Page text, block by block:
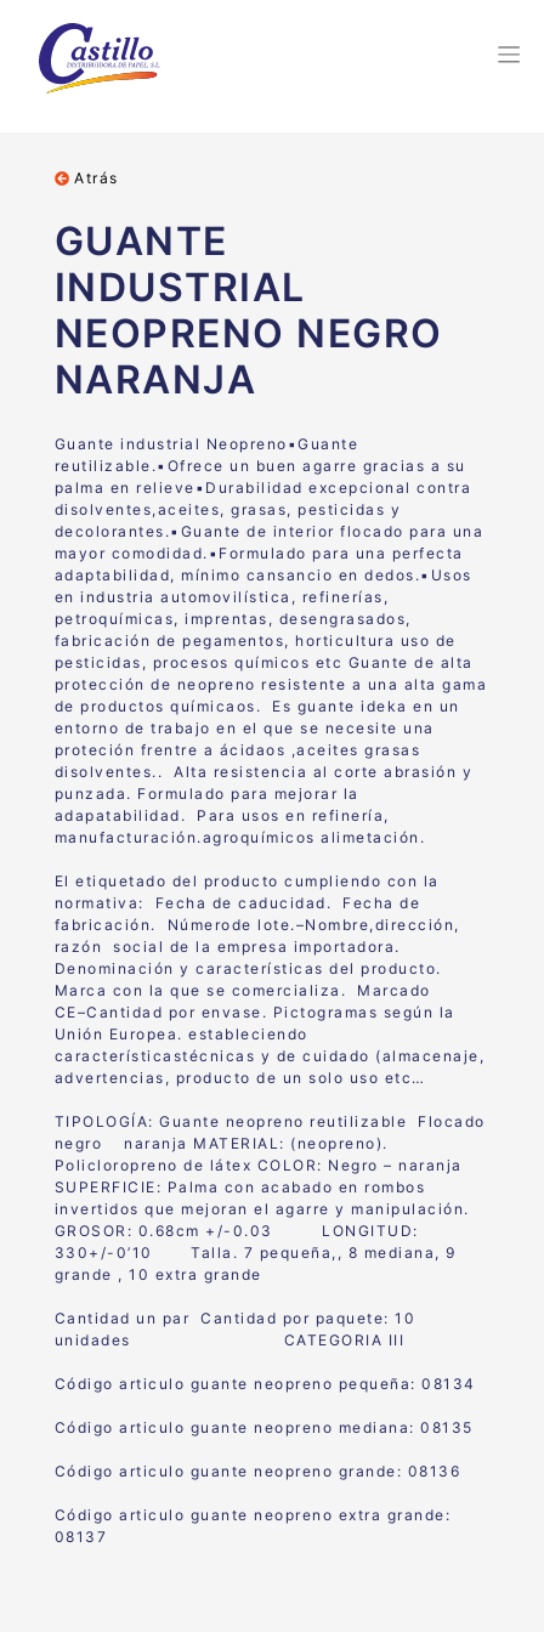
Atrás
GUANTE
INDUSTRIAL
NEOPRENO NEGRO
NARANJA
Guante industrial Neopreno▪Guante
reutilizable.▪Ofrece un buen agarre gracias a su
palma en relieve▪Durabilidad excepcional contra
disolventes,aceites, grasas, pesticidas y
decolorantes.▪Guante de interior flocado para una
mayor comodidad.▪Formulado para una perfecta
adaptabilidad, mínimo cansancio en dedos.▪Usos
en industria automovilística, refinerías,
petroquímicas, imprentas, desengrasados,
fabricación de pegamentos, horticultura uso de
pesticidas, procesos químicos etc Guante de alta
protección de neopreno resistente a una alta gama
de productos químicaos. Es guante ideka en un
entorno de trabajo en el que se necesite una
proteción frentre a ácidaos ,aceites grasas
disolventes.. Alta resistencia al corte abrasión y
punzada. Formulado para mejorar la
adapatabilidad. Para usos en refinería,
manufacturación.agroquímicos alimetación.
El etiquetado del producto cumpliendo con la
normativa : Fecha de caducidad.
Fecha de
fabricación.
Númerode lote.–Nombre,dirección,
razónsocial de la empresa importadora.
Denominación y características del producto.
Marca con la que se comercializa.
Marcado
CE–Cantidad por envase. Pictogramas según la
Unión Europea.estableciendo
característicastécnicas y de cuidado (almacenaje,
advertencias, producto de un solo uso etc…
TIPOLOGÍA: Guante neopreno reutilizable Flocado
negro naranja MATERIAL: (neopreno).
Policloropreno de látex COLOR: Negro – naranja
SUPERFICIE: Palma con acabado en rombos
invertidos que mejoran el agarre y manipulación.
GROSOR: 0.68cm +/-0.03 LONGITUD:
330+/-0’10 Talla. 7 pequeña,, 8 mediana, 9
grande , 10 extra grande
Cantidad un par Cantidad por paquete: 10
unidades CATEGORIA III
Código articulo guante neopreno pequeña: 08134
Código articulo guante neopreno mediana: 08135
Código articulo guante neopreno grande: 08136
Código articulo guante neopreno extra grande:
08137